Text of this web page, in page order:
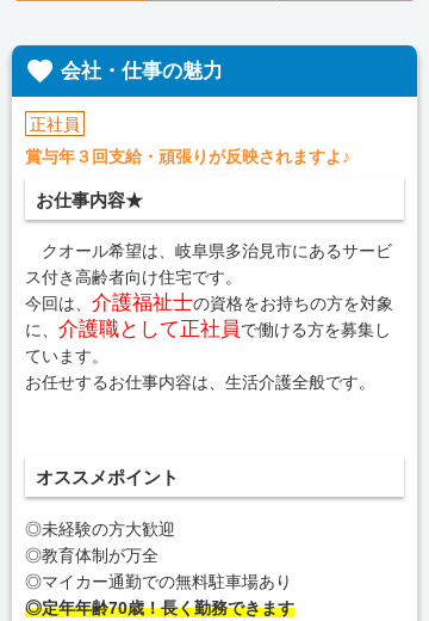
 会社・仕事の魅力
正社員
賞与年３回支給・頑張りが反映されますよ♪
お仕事内容★
クオール希望は、岐阜県多治見市にあるサービ
ス付き高齢者向け住宅です。
今回は、介護福祉士の資格をお持ちの方を対象
に、介護職として正社員で働ける方を募集し
ています。
お任せするお仕事内容は、生活介護全般です。
オススメポイント
◎未経験の方大歓迎
◎教育体制が万全
◎マイカー通勤での無料駐車場あり
◎定年年齢70歳！長く勤務できます